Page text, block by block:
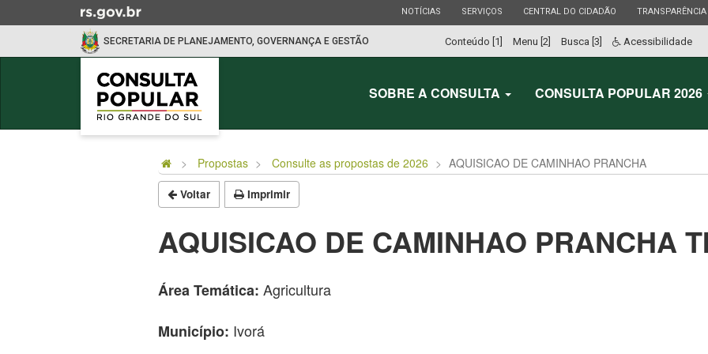
para
ESTADO
NOTÍCIAS ESTADO
SERVIÇOS ESTADO
CENTRAL DO CIDADÃO ESTADO
TRANSPARÊNCIA
SECRETARIA DE PLANEJAMENTO, GOVERNANÇA E GESTÃO Conteúdo [1] Menu [2] Busca [3] Acessibilidade
SOBRE A CONSULTA CONSULTA POPULAR 2026
Propostas Consulte as propostas de 2026 AQUISICAO DE CAMINHAO PRANCHA
Voltar Imprimir
AQUISICAO DE CAMINHAO PRANCHA
Área Temática: Agricultura
Município: Ivorá